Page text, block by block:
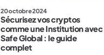
20 octobre 2024
Sécurisez vos cryptos
comme une Institution avec
Safe Global : le guide
complet